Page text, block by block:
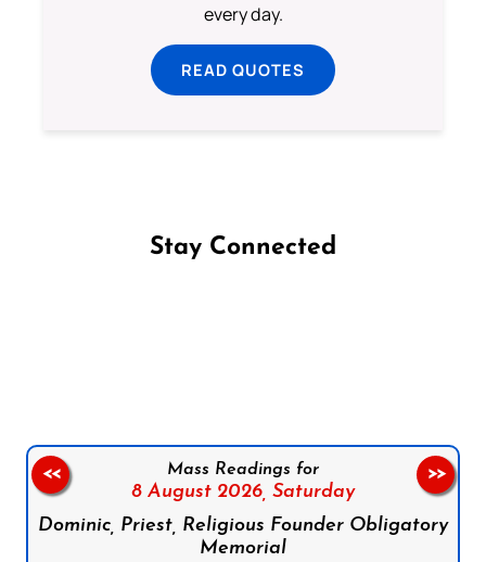
every day.
READ QUOTES
Stay Connected
Mass Readings for
8 August 2026, Saturday
Dominic, Priest, Religious Founder Obligatory
Memorial
<< >>